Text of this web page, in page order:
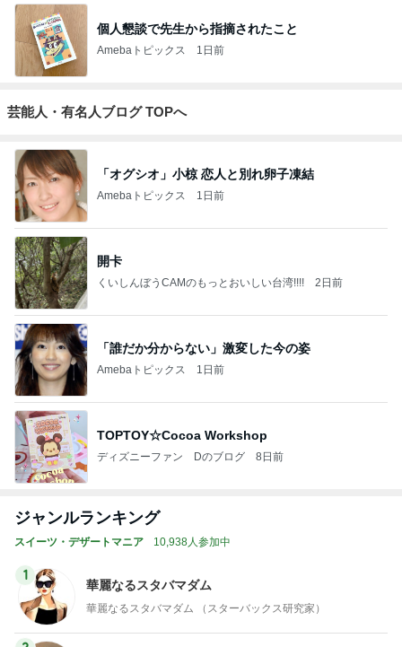
個人懇談で先生から指摘されたこと
Amebaトピックス 1日前
芸能人・有名人ブログ TOPへ
「オグシオ」小椋 恋人と別れ卵子凍結
Amebaトピックス 1日前
開卡
くいしんぼうCAMのもっとおいしい台湾!!!! 2日前
「誰だか分からない」激変した今の姿
Amebaトピックス 1日前
TOPTOY☆Cocoa Workshop
ディズニーファン Dのブログ 8日前
ジャンルランキング
スイーツ・デザートマニア 10,938人参加中
1
華麗なるスタバマダム
華麗なるスタバマダム （スターバックス研究家）